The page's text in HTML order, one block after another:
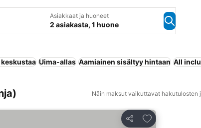
Asiakkaat ja huoneet
2 asiakasta, 1 huone
Uima-allas Aamiainen sisältyy hintaan All
Näin maksut vaikuttavat hakutulosten
Jaa
Lisää